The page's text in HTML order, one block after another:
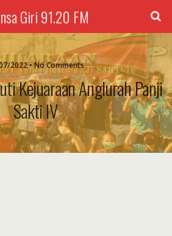
Giri 91.20 FM
2022 • No Comments
Kejuaraan Anglurah Panji
Sakti IV